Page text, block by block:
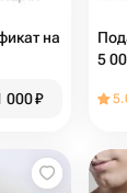
на
000₽
5